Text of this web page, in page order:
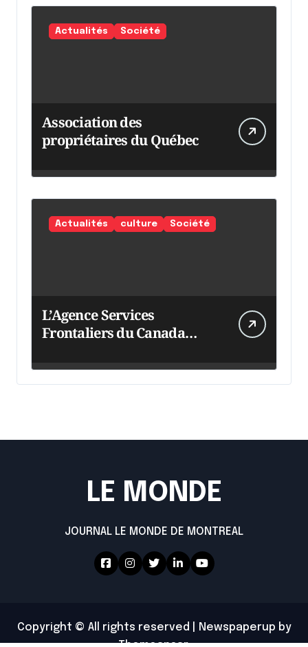
Actualités Société
Association des
propriétaires du Québec
Actualités culture Société
L’Agence Services
Frontaliers du Canada
LE MONDE
JOURNAL LE MONDE DE MONTREAL
Copyright © All rights reserved Newspaperup by